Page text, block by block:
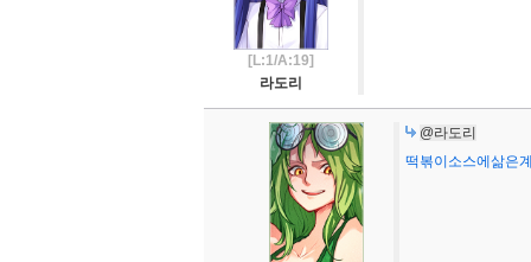
[L:1/A:19]
라도리
@라도리
떡볶이소스에삶은